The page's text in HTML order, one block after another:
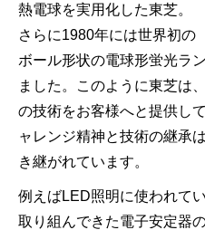
熱電球を実用化した東芝。
さらに1980年には世界初の
ボール形状の電球形蛍光ラ
ました。このように東芝は
の技術をお客様へと提供し
ャレンジ精神と技術の継承
き継がれています。
例えばLED照明に使われて
取り組んできた電子安定器